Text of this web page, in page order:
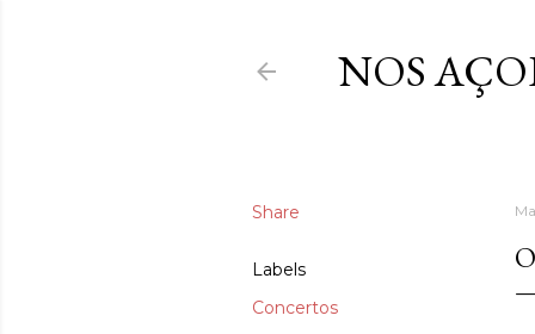
NOS
Share
Labels
Concertos